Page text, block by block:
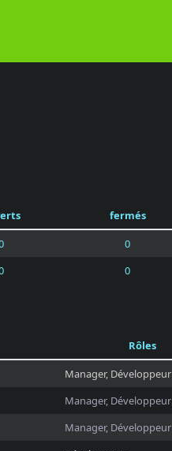
fermés
0
0
Rôles
Manager, Développeur
Manager, Développeur
Manager, Développeur